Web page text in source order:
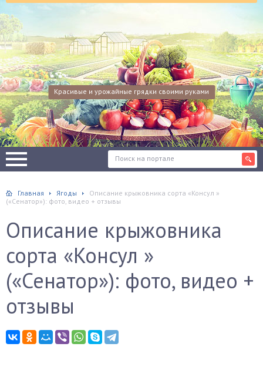
Красивые и урожайные грядки своими руками
Главная Ягоды
Описание крыжовника сорта «Консул »
(«Сенатор»): фото, видео + отзывы
Описание крыжовника
сорта «Консул »
(«Сенатор»): фото, видео +
отзывы